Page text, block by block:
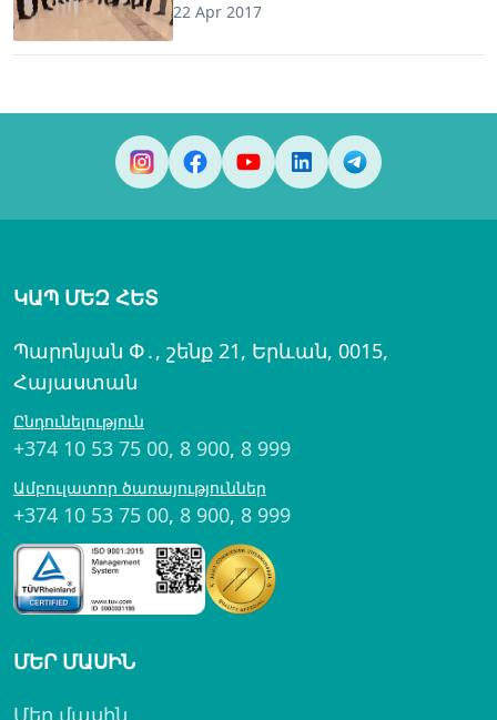
22 Apr 2017
ԿԱՊ ՄԵԶ ՀԵՏ
Պարոնյան Փ․, շենք 21, Երևան, 0015,
Հայաստան
Ընդունելություն
+374 10 53 75 00, 8 900, 8 999
Ամբուլատոր ծառայություններ
+374 10 53 75 00, 8 900, 8 999
ՄԵՐ ՄԱՍԻՆ
Մեր մասին